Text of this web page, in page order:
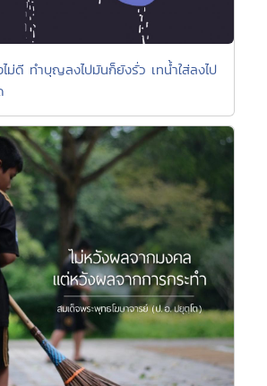
ไม่ดี ทำบุญลงไปมันก็ยังรั่ว เทน้ำใส่ลงไป